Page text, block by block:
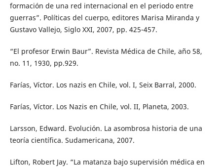
formación de una red internacional en el periodo entre
guerras”. Políticas del cuerpo, editores Marisa Miranda y
Gustavo Vallejo, Siglo XXI, 2007, pp. 425-457.
“El profesor Erwin Baur”. Revista Médica de Chile, año 58,
no. 11, 1930, pp.929.
Farías, Víctor. Los nazis en Chile, vol. I, Seix Barral, 2000.
Farías, Víctor. Los Nazis en Chile, vol. II, Planeta, 2003.
Larsson, Edward. Evolución. La asombrosa historia de una
teoría científica. Sudamericana, 2007.
Lifton, Robert Jay. “La matanza bajo supervisión médica en